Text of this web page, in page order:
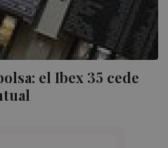
el Ibex 35 cede